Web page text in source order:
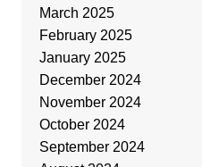
March 2025
February 2025
January 2025
December 2024
November 2024
October 2024
September 2024